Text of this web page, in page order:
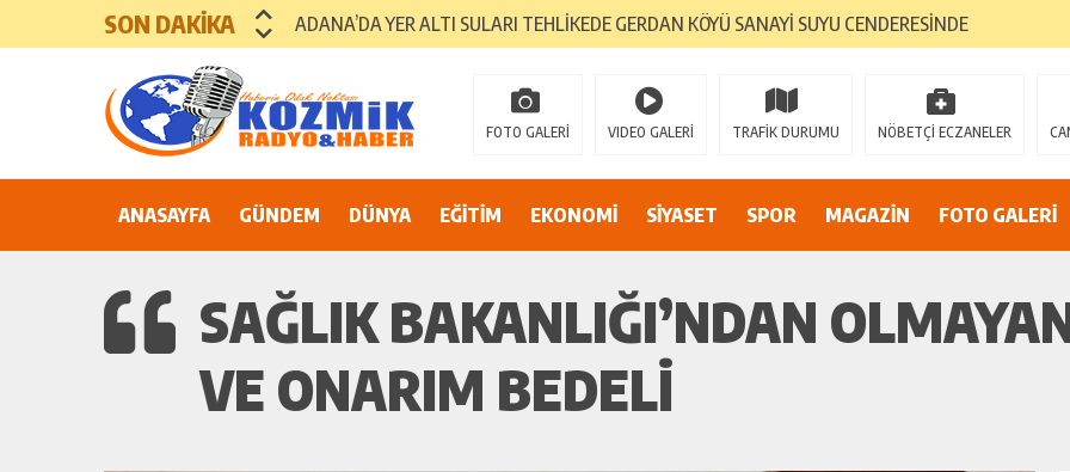
SON DAKİKA
ADANA’DA YER ALTI SULARI TEHLİKEDE GERDAN KÖYÜ SANAYİ SUYU CENDERESİNDE
Suluca Cezaevi’nde yaşanan olumsuzluklar oldukça endişe yaratıyor…
81 İLDE MAHKÛM YAKINLARINDAN AF ÇAĞRISI
FOTO GALERİ VIDEO GALERİ TRAFİK DURUMU NÖBETÇİ ECZANELER
ANASAYFA GÜNDEM DÜNYA EĞİTİM EKONOMİ SİYASET SPOR MAGAZİN FOTO GALERİ
SAĞLIK BAKANLIĞI’NDAN
VE ONARIM BEDELI